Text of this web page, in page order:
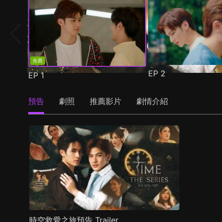
免費
EP1 EP 2
預告 劇照 推薦影片 劇情介紹
時空救愛之旅預告 Trailer